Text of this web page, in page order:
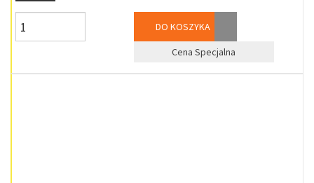
DO KOSZYKA
Cena Specjalna